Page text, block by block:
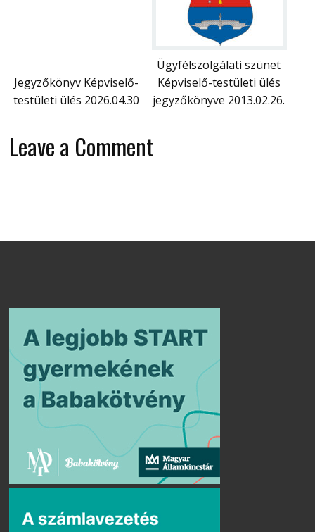
Ügyfélszolgálati szünet
Jegyzőkönyv Képviselő-
testületi ülés 2026.04.30
Képviselő-testületi ülés
jegyzőkönyve 2013.02.26.
Leave a Comment